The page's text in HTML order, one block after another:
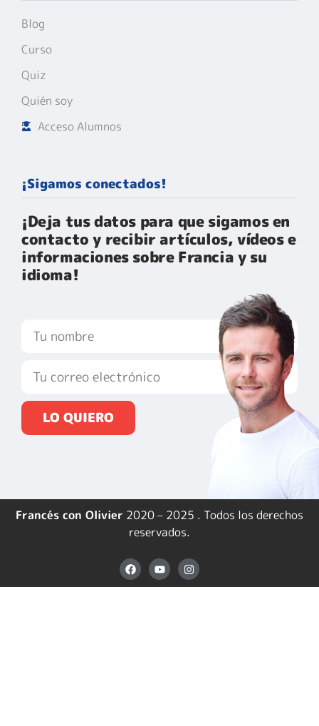
Blog
Curso
Quiz
Quién soy
Acceso Alumnos
¡Sigamos conectados!
¡Deja tus datos para que sigamos en
contacto y recibir artículos, vídeos e
informaciones sobre Francia y su
idioma!​
LO QUIERO
Francés con Olivier 2020 – 2025 . Todos los derechos
reservados.